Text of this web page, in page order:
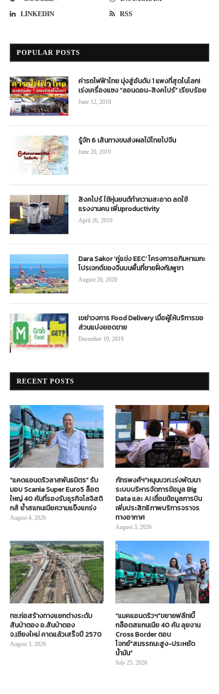
LINKEDIN RSS
POPULAR POSTS
ค่ารถไฟฟ้าไทย มุ่งสู่อันดับ 1 แพงที่สุดในโลก!
เร่งเครื่องแซง “ลอนดอน-สิงคโปร์” เรียบร้อย
June 12, 2019
รู้จัก 6 เส้นทางขนส่งผลไม้ไทยไปจีน
June 20, 2019
สิงคโปร์ ใช้หุ่นยนต์ทำความสะอาด ลดใช้
แรงงานคน เพิ่มproductivity
April 26, 2019
Dara Sakor ‘คู่แข่ง EEC’ โครงการอภิมหาเมกะ
โปรเจกต์ของจีนบนพื้นที่ชายฝั่งกัมพูชา
August 20, 2020
เขย่าวงการ Food Delivery เมื่อผู้ให้บริการขอ
ส่วนแบ่งยอดขาย
December 19, 2019
RECENT POSTS
“แคดแอนดริวลาสพันธมิตร” รับ
มอบ Scania Super Euro5 ล็อต
ใหญ่ 40 คันที่รองรับธุรกิจโลจิสติ
กส์ ย้ำสแกนเนียความแข็งแกร่ง
August 4, 2026
ภัทรพงศ์ฯ”หนุนบวท.เร่งพัฒนา
ระบบบริหารจัดการข้อมูล Big
Data และ AI เชื่อมข้อมูลการบิน
เพิ่มประสิทธิภาพบริการจราจร
ทางอากาศ
August 3, 2026
ทช.ก่อสร้างทางแยกต่างระดับ
สันป่าตอง อ.สันป่าตอง
จ.เชียงใหม่ คาดแล้วเสร็จปี 2570
August 3, 2026
“แมคแอนดริวฯ”ขยายฟลีท!บิ๊
กล็อตสแกนเนีย 40 คัน ลุยงาน
Cross Border ตอบ
โจทย์“สมรรถนะสูง-ประหยัด
น้ำมัน”
July 25, 2026